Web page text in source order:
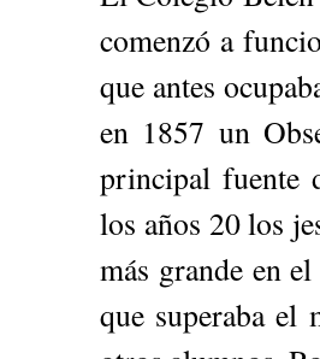
comenzó a
que antes
en 1857 un
principal fuente
los años 20 los
más grande en
que superaba